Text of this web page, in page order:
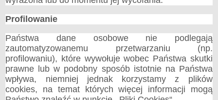
Profilowanie
Państwa dane osobowe nie podlegają
zautomatyzowanemu przetwarzaniu (np.
profilowaniu), które wywołuje wobec Państwa skutki
prawne lub w podobny sposób istotnie na Państwa
wpływa, niemniej jednak korzystamy z plików
cookies, na temat których więcej informacji mogą